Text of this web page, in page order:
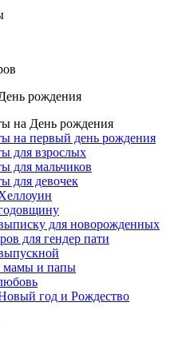
рождения
на День рождения
на первый день рождения
для взрослых
для мальчиков
для девочек
для новорожденных
для гендер пати
мамы и папы
год и Рождество